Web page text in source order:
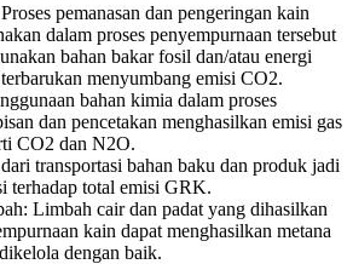
pemanasan dan pengeringan kain
dalam proses penyempurnaan tersebut
bahan bakar fosil dan/atau energi
menyumbang emisi CO2.
bahan kimia dalam proses
dan pencetakan menghasilkan emisi gas
CO2 dan N2O.
transportasi bahan baku dan produk jadi
terhadap total emisi GRK.
Limbah cair dan padat yang dihasilkan
kain dapat menghasilkan metana
dengan baik.